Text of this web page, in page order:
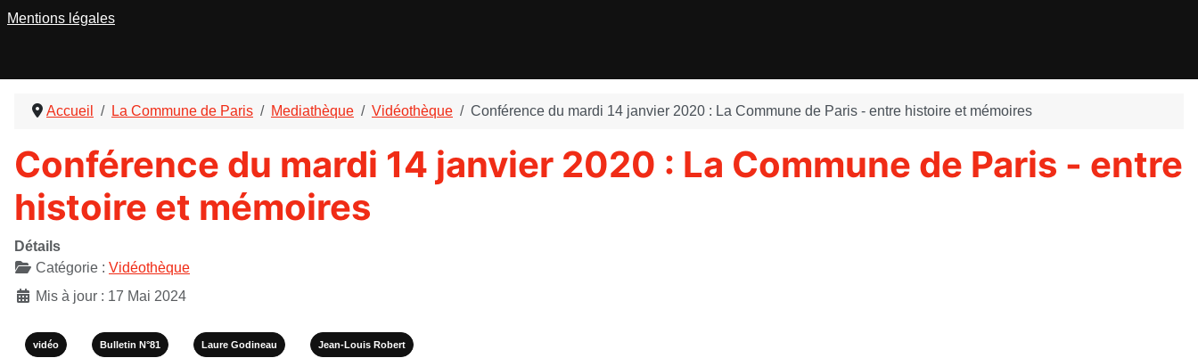
Accueil La Commune de Paris Mediathèque Vidéothèque Conférence du mardi 14 janvier 2020 : La Commune de Paris - entre histoire et mémoires
Conférence du mardi 14 janvier 2020 : La Commune de Paris - entre
histoire et mémoires
Détails
Catégorie : Vidéothèque
Mis à jour : 17 Mai 2024
vidéo Bulletin N°81 Laure Godineau Jean-Louis Robert
Mentions légales